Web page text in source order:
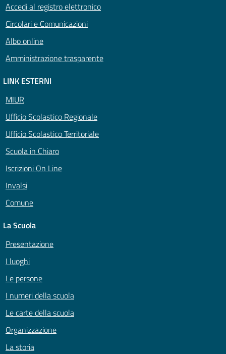
Accedi al registro elettronico
Circolari e Comunicazioni
Albo online
Amministrazione trasparente
LINK ESTERNI
MIUR
Ufficio Scolastico Regionale
Ufficio Scolastico Territoriale
Scuola in Chiaro
Iscrizioni On Line
Invalsi
Comune
La Scuola
Presentazione
I luoghi
Le persone
I numeri della scuola
Le carte della scuola
Organizzazione
La storia